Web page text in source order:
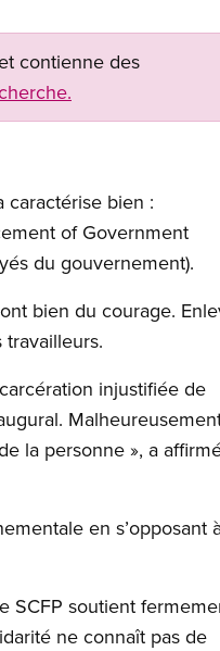
contienne des
caractérise bien :
of Government
du gouvernement).
bien du courage.
injustifiée de
la personne », a
en s’opposant
SCFP soutient
ne connaît pas de